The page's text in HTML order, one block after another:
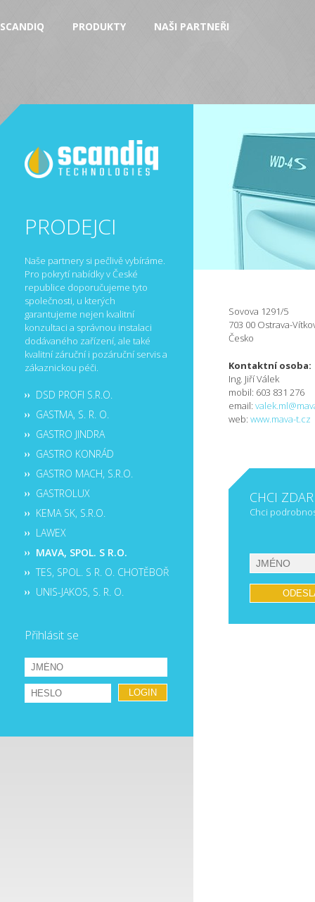
SCANDIQ PRODUKTY NAŠI PARTNEŘI
PRODEJCI
Naše partnery si pečlivě vybíráme.
Pro pokrytí nabídky v České
republice doporučujeme tyto
společnosti, u kterých
garantujeme nejen kvalitní
konzultaci a správnou instalaci
dodávaného zařízení, ale také
kvalitní záruční i pozáruční servis a
zákaznickou péči.
DSD PROFI S.R.O.
GASTMA, S. R. O.
GASTRO JINDRA
GASTRO KONRÁD
GASTRO MACH, S.R.O.
GASTROLUX
KEMA SK, S.R.O.
LAWEX
MAVA, SPOL. S R.O.
TES, SPOL. S R. O. CHOTĚBOŘ
UNIS-JAKOS, S. R. O.
Přihlásit se
Sovova 1291/5
703 00 Ostrava-
Česko
Kontaktní osoba:
Ing. Jiří Válek
mobil: 603 831 276
email:
web: www.mava-t.cz
CHCI
Chci